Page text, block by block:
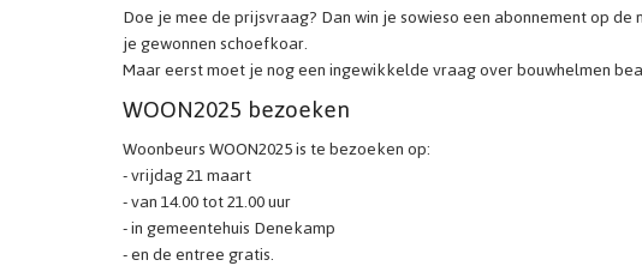
Doe je mee de prijsvraag? Dan win je sowieso een abonnement op
je gewonnen schoefkoar.
Maar eerst moet je nog een ingewikkelde vraag over bouwhelmen
WOON2025 bezoeken
Woonbeurs WOON2025 is te bezoeken op:
- vrijdag 21 maart
- van 14.00 tot 21.00 uur
- in gemeentehuis Denekamp
- en de entree gratis.